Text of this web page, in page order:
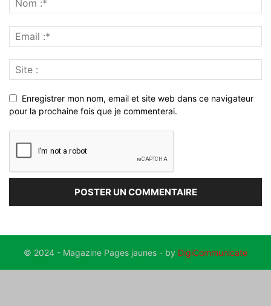
Enregistrer mon nom, email et site web dans ce navigateur
pour la prochaine fois que je commenterai.
© 2024 - Magazine Pages jaunes - by DigiCommunicate